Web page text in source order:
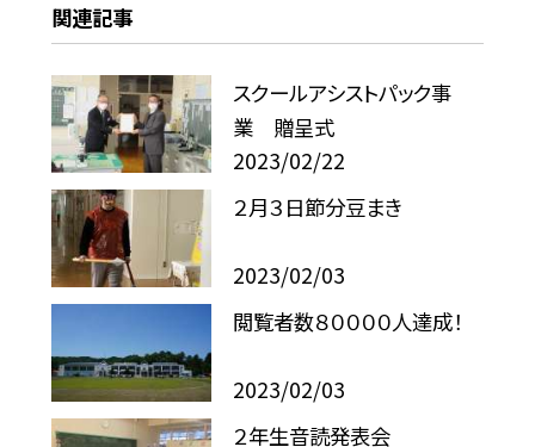
関連記事
スクールアシストパック事
業 贈呈式
2023/02/22
２月３日節分豆まき
2023/02/03
閲覧者数８００００人達成！
2023/02/03
２年生音読発表会